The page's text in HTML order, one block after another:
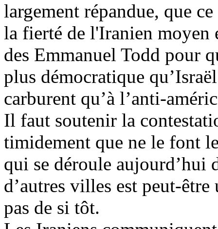
largement répandue, que
la fierté de l'Iranien moyen
des Emmanuel Todd pour
plus démocratique
carburent qu’à l’anti-
Il faut soutenir la
timidement que ne le font
qui se déroule aujourd’hui
d’autres villes est peut-être
pas de si tôt.